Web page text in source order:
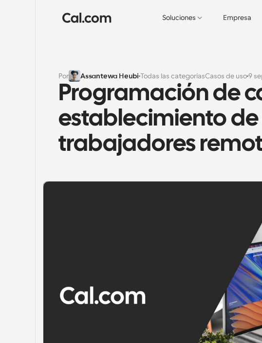
Soluciones Empresa
Por Assantewa Heubi Todas las categoríasCasos de uso9
Programación de
establecimiento
trabajadores